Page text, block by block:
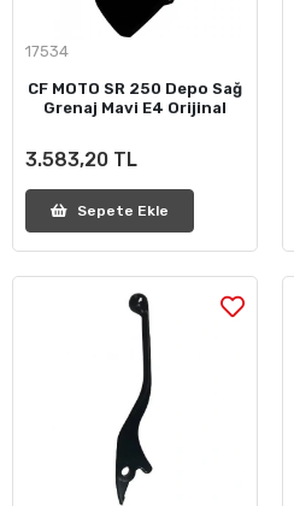
17534
CF MOTO SR 250 Depo Sağ
Grenaj Mavi E4 Orijinal
3.583,20 TL
Sepete Ekle